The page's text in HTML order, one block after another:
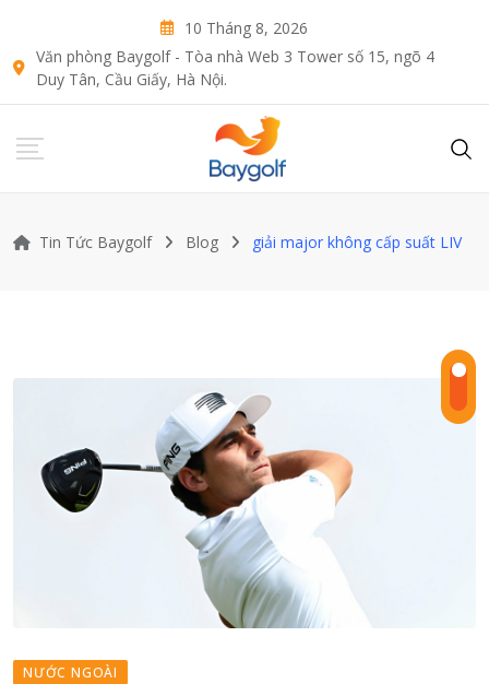
content
10 Tháng 8, 2026
Văn phòng Baygolf - Tòa nhà Web 3 Tower số 15, ngõ 4
Duy Tân, Cầu Giấy, Hà Nội.
Tin Tức Baygolf Blog giải major không cấp suất LIV
NƯỚC NGOÀI